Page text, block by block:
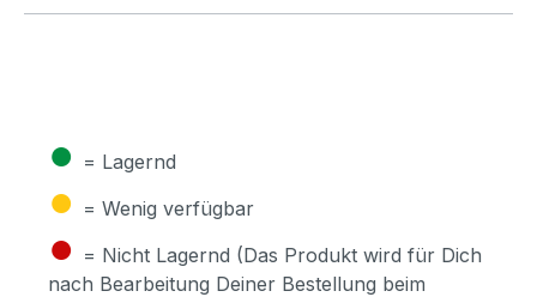
● = Lagernd
● = Wenig verfügbar
● = Nicht Lagernd (Das Produkt wird für Dich
nach Bearbeitung Deiner Bestellung beim